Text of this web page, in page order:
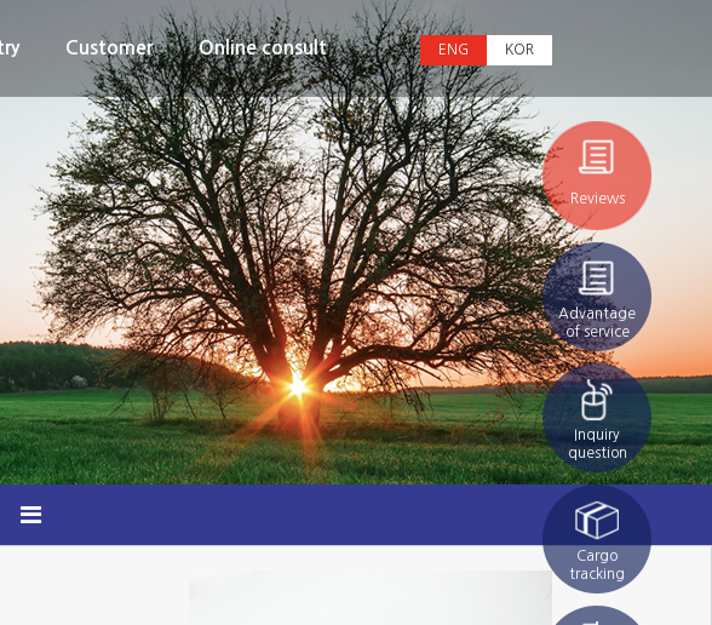
Customer Online consult ENG KOR
Reviews
Advantage
of service
Inquiry
question
Cargo
tracking